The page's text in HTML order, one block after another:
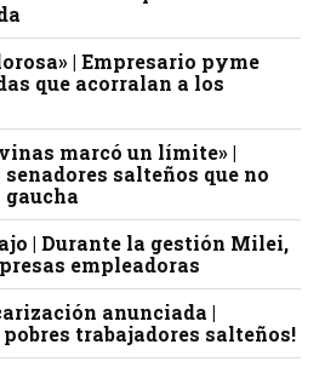
| Empresario pyme
que acorralan a los
marcó un límite» |
salteños que no
| Durante la gestión Milei,
empleadoras
anunciada |
trabajadores salteños!